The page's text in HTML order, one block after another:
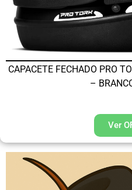
CAPACETE FECHADO PRO
–
Ver